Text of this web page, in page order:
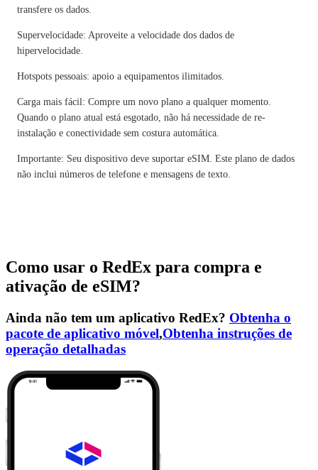
transfere os dados.
Supervelocidade: Aproveite a velocidade dos dados de
hipervelocidade.
Hotspots pessoais: apoio a equipamentos ilimitados.
Carga mais fácil: Compre um novo plano a qualquer momento.
Quando o plano atual está esgotado, não há necessidade de re-
instalação e conectividade sem costura automática.
Importante: Seu dispositivo deve suportar eSIM. Este plano de dados
não inclui números de telefone e mensagens de texto.
Como usar o RedEx para compra e
ativação de eSIM?
Ainda não tem um aplicativo RedEx? Obtenha o
pacote de aplicativo móvel,Obtenha instruções de
operação detalhadas